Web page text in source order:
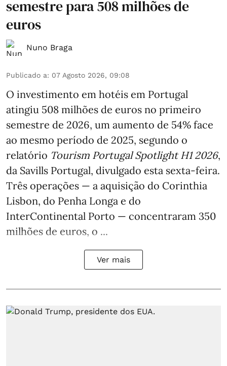
semestre para 508 milhões de
euros
Nuno Braga
Publicado a: 07 Agosto 2026, 09:08
O investimento em hotéis em Portugal
atingiu 508 milhões de euros no primeiro
semestre de 2026, um aumento de 54% face
ao mesmo período de 2025, segundo o
relatório Tourism Portugal Spotlight H1 2026,
da Savills Portugal, divulgado esta sexta-feira.
Três operações — a aquisição do Corinthia
Lisbon, do Penha Longa e do
InterContinental Porto — concentraram 350
milhões de euros, o ...
Ver mais